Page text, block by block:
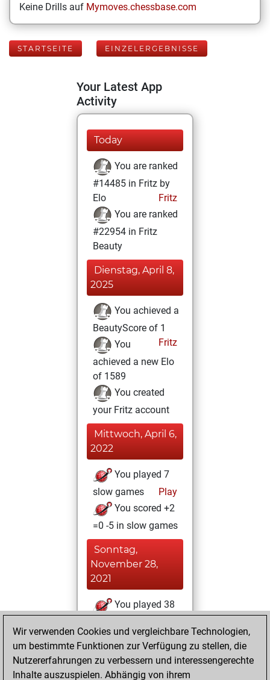
Keine Drills auf Mymoves.chessbase.com
STARTSEITE EINZELERGEBNISSE
Your Latest App
Activity
Today
You are ranked
#14485 in Fritz by
Elo
Fritz
You are ranked
#22954 in Fritz
Beauty
Dienstag, April 8,
2025
You achieved a
BeautyScore of 1
Fritz
You
achieved a new Elo
of 1589
You created
your Fritz account
Mittwoch, April 6,
2022
You played 7
slow games
Play
You scored +2
=0 -5 in slow games
Sonntag,
November 28,
2021
You played 38
You scored +12
=3 -23 in blitz
Wir verwenden Cookies und vergleichbare Technologien,
um bestimmte Funktionen zur Verfügung zu stellen, die
Nutzererfahrungen zu verbessern und interessengerechte
Inhalte auszuspielen. Abhängig von ihrem